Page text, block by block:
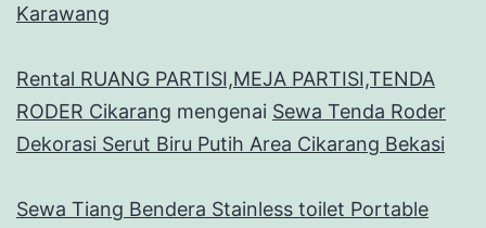
Karawang
Rental RUANG PARTISI,MEJA PARTISI,TENDA
RODER Cikarang mengenai Sewa Tenda Roder
Dekorasi Serut Biru Putih Area Cikarang Bekasi
Sewa Tiang Bendera Stainless toilet Portable